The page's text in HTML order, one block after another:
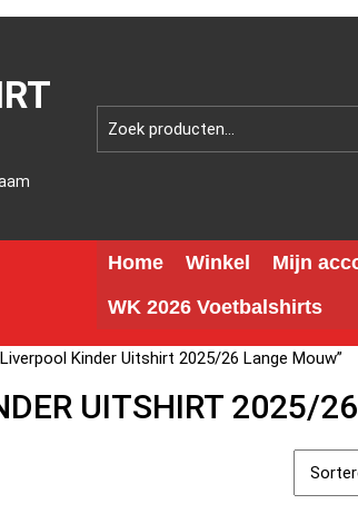
Home Winkel Mijn
WK 2026 Voetbalshirts
Kinder Uitshirt 2025/26 Lange Mouw”
UITSHIRT 2025/